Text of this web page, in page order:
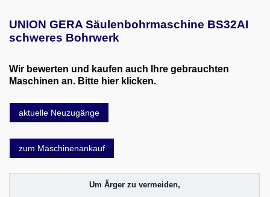
UNION GERA Säulenbohrmaschine BS32AI
schweres Bohrwerk
Wir bewerten und kaufen auch Ihre gebrauchten
Maschinen an. Bitte hier klicken.
aktuelle Neuzugänge
zum Maschinenankauf
Um Ärger zu vermeiden,